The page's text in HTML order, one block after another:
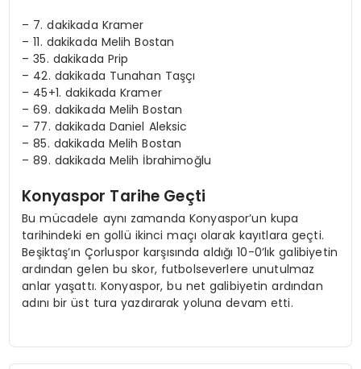
– 7. dakikada Kramer
– 11. dakikada Melih Bostan
– 35. dakikada Prip
– 42. dakikada Tunahan Taşçı
– 45+1. dakikada Kramer
– 69. dakikada Melih Bostan
– 77. dakikada Daniel Aleksic
– 85. dakikada Melih Bostan
– 89. dakikada Melih İbrahimoğlu
Konyaspor Tarihe Geçti
Bu mücadele aynı zamanda Konyaspor’un kupa
tarihindeki en gollü ikinci maçı olarak kayıtlara geçti.
Beşiktaş’ın Çorluspor karşısında aldığı 10-0’lık galibiyetin
ardından gelen bu skor, futbolseverlere unutulmaz
anlar yaşattı. Konyaspor, bu net galibiyetin ardından
adını bir üst tura yazdırarak yoluna devam etti.